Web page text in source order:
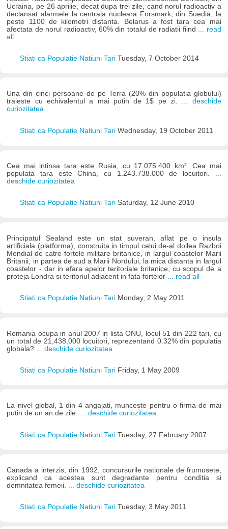
Ucraina, pe 26 aprilie, decat dupa trei zile, cand norul radioactiv a
declansat alarmele la centrala nucleara Forsmark, din Suedia, la
peste 1100 de kilometri distanta. Belarus a fost tara cea mai
afectata de norul radioactiv, 60% din totalul de radiatii fiind
... read
all
Stiati ca Populatie Natiuni Tari Tuesday, 7 October 2014
Una din cinci persoane de pe Terra (20% din populatia globului)
traieste cu echivalentul a mai putin de 1$ pe zi. ... deschide
curiozitatea
Stiati ca Populatie Natiuni Tari Wednesday, 19 October 2011
Cea mai intinsa tara este Rusia, cu 17.075.400 km². Cea mai
populata tara este China, cu 1.243.738.000 de locuitori. ...
deschide curiozitatea
Stiati ca Populatie Natiuni Tari Saturday, 12 June 2010
Principatul Sealand este un stat suveran, aflat pe o insula
artificiala (platforma), construita in timpul celui de-al doilea Razboi
Mondial de catre fortele militare britanice, in largul coastelor Marii
Britanii, in partea de sud a Marii Nordului, la mica distanta in largul
coastelor - dar in afara apelor teritoriale britanice, cu scopul de a
proteja Londra si teritoriul adiacent in fata fortelor
... read all
Stiati ca Populatie Natiuni Tari Monday, 2 May 2011
Romania ocupa in anul 2007 in lista ONU, locul 51 din 222 tari, cu
un total de 21,438,000 locuitori, reprezentand 0.32% din populatia
globala?
... deschide curiozitatea
Stiati ca Populatie Natiuni Tari Friday, 1 May 2009
La nivel global, 1 din 4 angajati, munceste pentru o firma de mai
putin de un an de zile. ... deschide curiozitatea
Stiati ca Populatie Natiuni Tari Tuesday, 27 February 2007
Canada a interzis, din 1992, concursurile nationale de frumusete,
explicand ca acestea sunt degradante pentru conditia si
demnitatea femeii. ... deschide curiozitatea
Stiati ca Populatie Natiuni Tari Tuesday, 3 May 2011